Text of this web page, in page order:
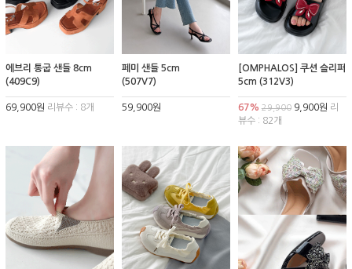
에브리 통굽 샌들 8cm
(409C9)
69,900원 리뷰수 : 8개
페미 샌들 5cm
(507V7)
59,900원
[OMPHALOS] 쿠션 슬리퍼
5cm (312V3)
67% 29,9009,900원 리
뷰수 : 82개